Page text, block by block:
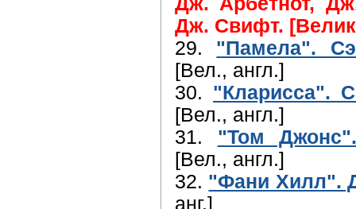
Дж. Свифт.
29. "Памела".
[Вел., англ.]
30. "Кларисса".
[Вел., англ.]
31. "Том
[Вел., англ.]
32. "Фани Хилл".
анг.]